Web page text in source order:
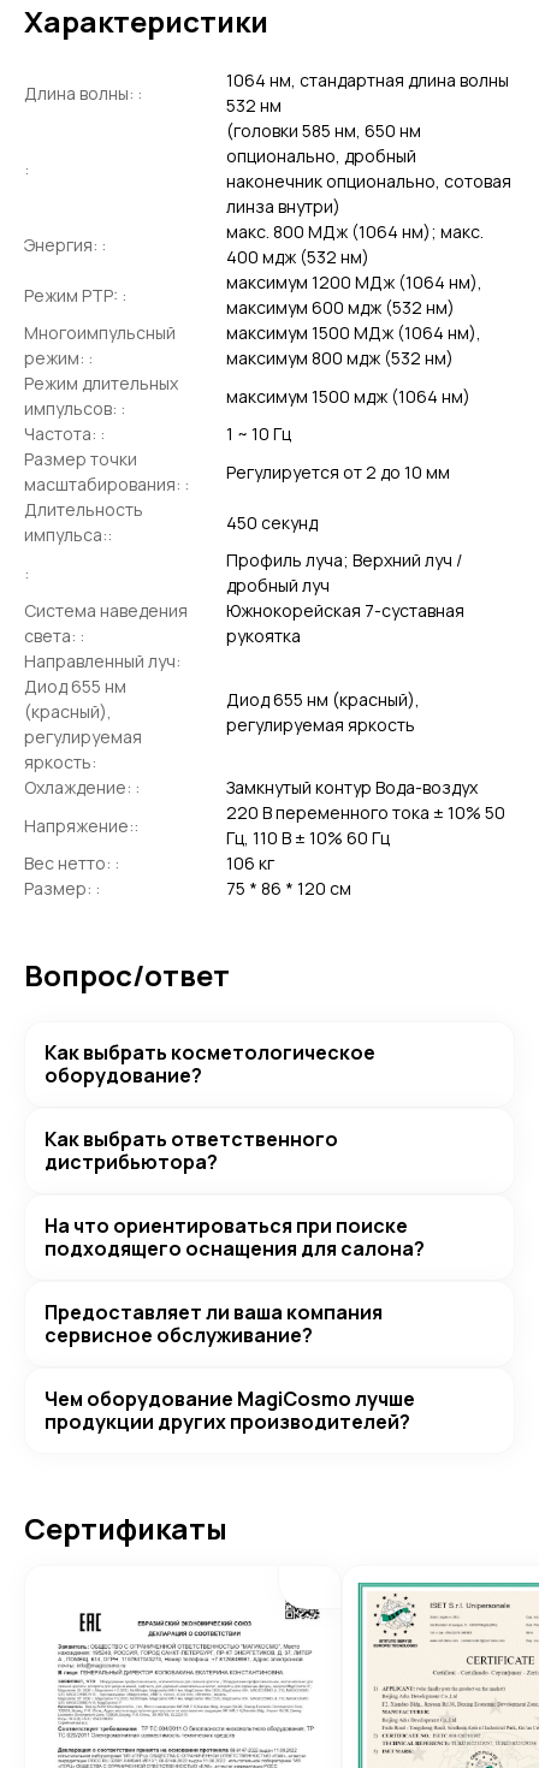
Характеристики
Длина волны: :
1064 нм, стандартная длина волны
532 нм
:
(головки 585 нм, 650 нм
опционально, дробный
наконечник опционально, сотовая
линза внутри)
Энергия: :
макс. 800 МДж (1064 нм); макс.
400 мдж (532 нм)
Режим PTP: :
максимум 1200 МДж (1064 нм),
максимум 600 мдж (532 нм)
Многоимпульсный
режим: :
максимум 1500 МДж (1064 нм),
максимум 800 мдж (532 нм)
Режим длительных
импульсов: :
максимум 1500 мдж (1064 нм)
Частота: :
1 ~ 10 Гц
Размер точки
масштабирования: :
Регулируется от 2 до 10 мм
Длительность
импульса::
450 секунд
:
Профиль луча; Верхний луч /
дробный луч
Система наведения
света: :
Южнокорейская 7-суставная
рукоятка
Направленный луч:
Диод 655 нм
(красный),
регулируемая
яркость:
Диод 655 нм (красный),
регулируемая яркость
Охлаждение: :
Замкнутый контур Вода-воздух
Напряжение::
220 В переменного тока ± 10% 50
Гц, 110 В ± 10% 60 Гц
Вес нетто: :
106 кг
Размер: :
75 * 86 * 120 см
Вопрос/ответ
Как выбрать косметологическое
оборудование?
Как выбрать ответственного
дистрибьютора?
На что ориентироваться при поиске
подходящего оснащения для салона?
Предоставляет ли ваша компания
сервисное обслуживание?
Чем оборудование MagiCosmo лучше
продукции других производителей?
Сертификаты